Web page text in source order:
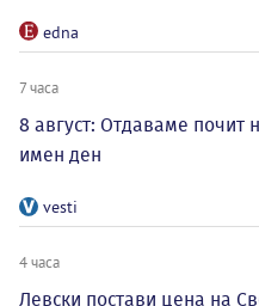
edna
7 часа
8 август: Отдаваме почит
имен ден
vesti
4 часа
Левски постави цена на